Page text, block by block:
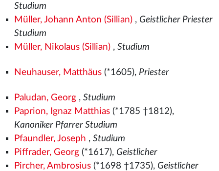
Studium
Müller, Johann Anton (Sillian), Geistlicher Priester
Studium
Müller, Nikolaus (Sillian), Studium
Neuhauser, Matthäus(*1605), Priester
Paludan, Georg, Studium
Paprion, Ignaz Matthias(*1785 †1812),
Kanoniker Pfarrer Studium
Pfaundler, Joseph , Studium
Piffrader, Georg(*1617), Geistlicher
Pircher, Ambrosius(*1698 †1735), Geistlicher